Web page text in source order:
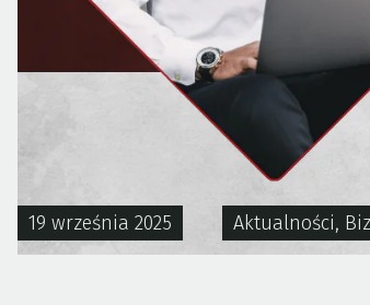
19 września 2025 Aktualności,